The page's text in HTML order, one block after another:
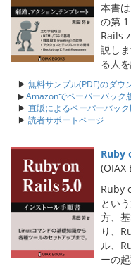
本書
の第
Rails
説し
る人
▶ 無料サンプル(PDF)のダウ
▶Amazonでペーパーバック
▶ 直販によるペーパーバッ
▶ 読者サポートページ
Ruby
(OIAX
Ruby
とい
方、
り、
ル、
ーの